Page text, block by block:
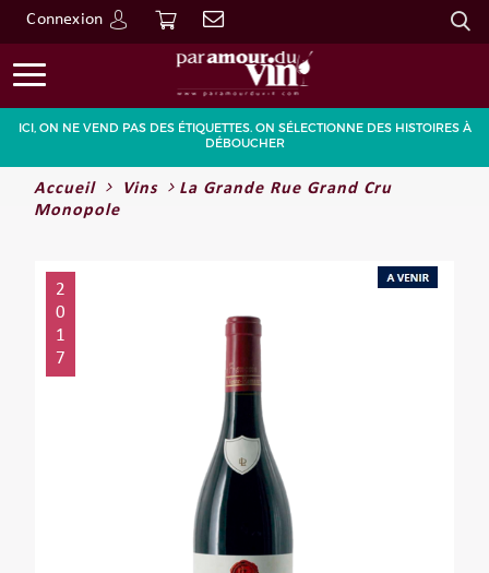
Connexion
Go
ICI, ON NE VEND PAS DES ÉTIQUETTES. ON SÉLECTIONNE DES HISTOIRES À
DÉBOUCHER
Accueil Vins
La Grande Rue Grand Cru
Monopole
2
0
1
7